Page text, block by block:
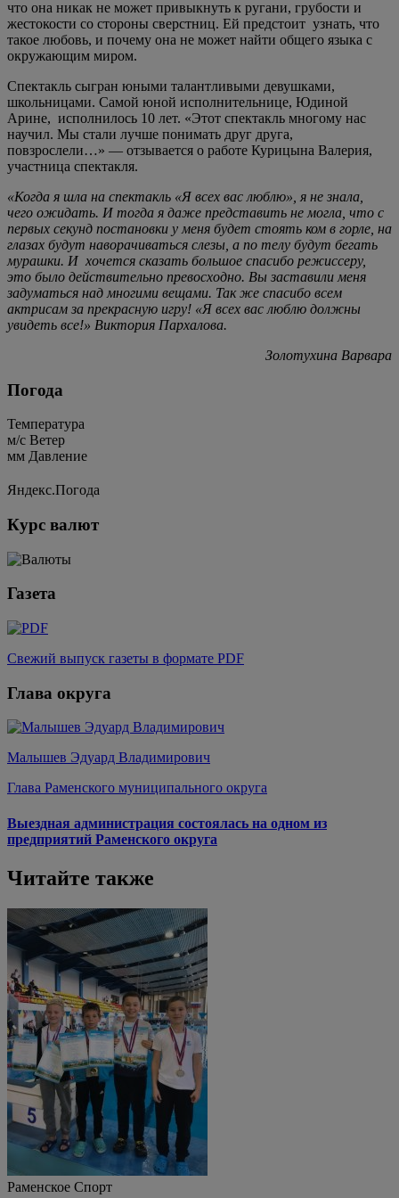
что она никак не может привыкнуть к ругани, грубости и
жестокости со стороны сверстниц. Ей предстоит узнать, что
такое любовь, и почему она не может найти общего языка с
окружающим миром.
Спектакль сыгран юными талантливыми девушками,
школьницами. Самой юной исполнительнице, Юдиной
Арине, исполнилось 10 лет. «Этот спектакль многому нас
научил. Мы стали лучше понимать друг друга,
повзрослели…» — отзывается о работе Курицына Валерия,
участница спектакля.
«Когда я шла на спектакль «Я всех вас люблю», я не знала,
чего ожидать. И тогда я даже представить не могла, что с
первых секунд постановки у меня будет стоять ком в горле, на
глазах будут наворачиваться слезы, а по телу будут бегать
мурашки. И хочется сказать большое спасибо режиссеру,
это было действительно превосходно. Вы заставили меня
задуматься над многими вещами. Так же спасибо всем
актрисам за прекрасную игру! «Я всех вас люблю должны
увидеть все!» Виктория Пархалова.
Золотухина Варвара
Погода
Температура
м/c Ветер
мм Давление
Яндекс.Погода
Курс валют
Газета
Свежий выпуск газеты в формате PDF
Глава округа
Малышев Эдуард Владимирович
Глава Раменского муниципального округа
Выездная администрация состоялась на одном из
предприятий Раменского округа
Читайте также
Раменское Спорт